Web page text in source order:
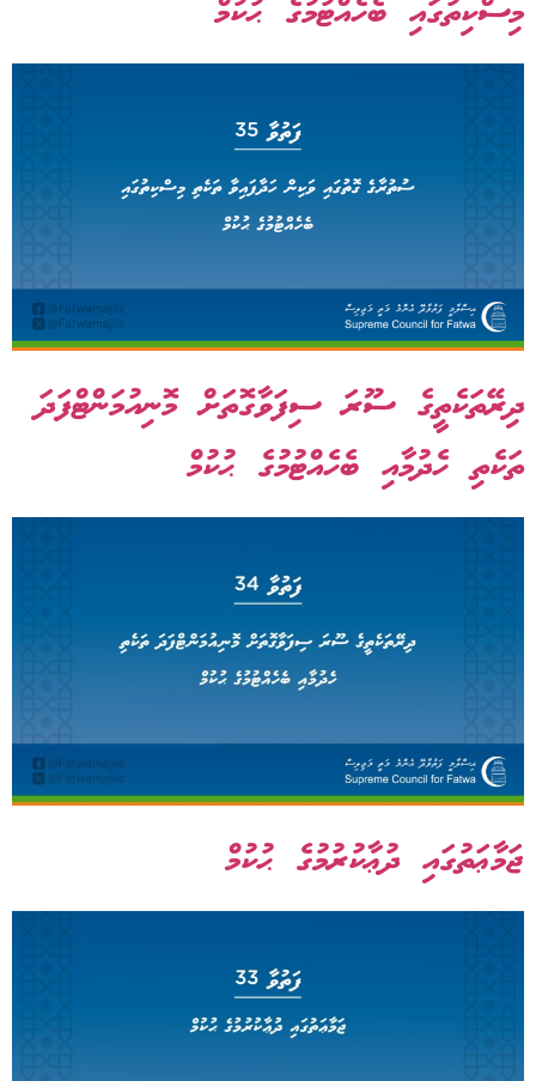
މިސްކިތުގައި ބެހެއްޓުމުގެ ޙުކުމް
ދިރޭތަކެތީގެ ސޫރަ ސިފަވާގޮތަށް މޮނިއުމަންޓްފަދަ
ތަކެތި ހެދުމާއި ބެހެއްޓުމުގެ ޙުކުމް
ޖަމާޢަތުގައި ދުޢާކުރުމުގެ ޙުކުމް